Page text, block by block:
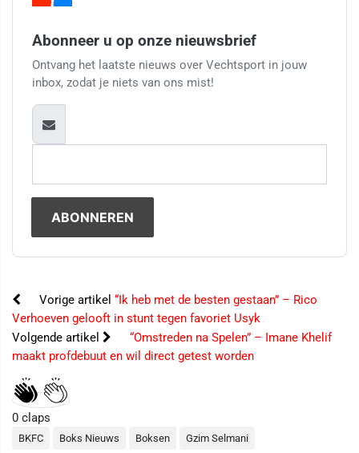
Abonneer u op onze nieuwsbrief
Ontvang het laatste nieuws over Vechtsport in jouw
inbox, zodat je niets van ons mist!
Vorige artikel “Ik heb met de besten gestaan” – Rico
Verhoeven gelooft in stunt tegen favoriet Usyk
Volgende artikel
“Omstreden na Spelen” – Imane Khelif
maakt profdebuut en wil direct getest worden
0 claps
BKFC Boks Nieuws Boksen Gzim Selmani